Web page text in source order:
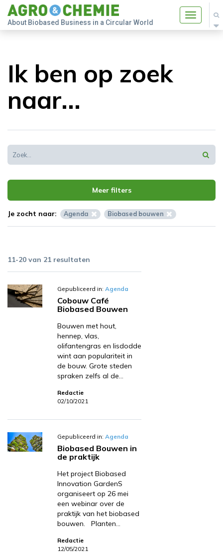
Toggle
About Biobased Business in a Circular World
Ik ben op zoek
naar...
Meer filters
Je zocht naar: Agenda Biobased bouwen
11-20 van 21 resultaten
Gepubliceerd in: Agenda
Cobouw Café
Biobased Bouwen
Bouwen met hout,
hennep, vlas,
olifantengras en lisdodde
wint aan populariteit in
de bouw. Grote steden
spraken zelfs al de…
Redactie
02/10/2021
Gepubliceerd in: Agenda
Biobased Bouwen in
de praktijk
Het project Biobased
Innovation GardenS
organiseert op 26 mei
een webinar over de
praktijk van het biobased
bouwen. Planten…
Redactie
12/05/2021